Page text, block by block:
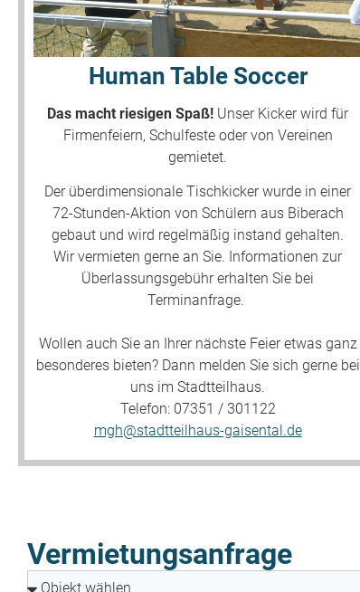
Human Table Soccer
Das macht riesigen Spaß! Unser Kicker wird für
Firmenfeiern, Schulfeste oder von Vereinen
gemietet.
Der überdimensionale Tischkicker wurde in einer
72-Stunden-Aktion von Schülern aus Biberach
gebaut und wird regelmäßig instand gehalten.
Wir vermieten gerne an Sie. Informationen zur
Überlassungsgebühr erhalten Sie bei
Terminanfrage.
Wollen auch Sie an Ihrer nächste Feier etwas ganz
besonderes bieten? Dann melden Sie sich gerne bei
uns im Stadtteilhaus.
Telefon: 07351 / 301122
mgh@stadtteilhaus-gaisental.de
Vermietungsanfrage